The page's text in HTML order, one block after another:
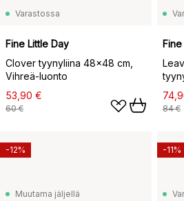
Varastossa
Fine Little Day
Clover tyynyliina 48x48 cm,
Vihreä-luonto
53,90 €
60 €
Blue
84 €
Muutama jäljellä
-12% -11%